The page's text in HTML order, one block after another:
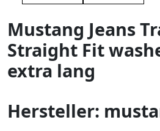
Mustang Jeans
Straight Fit
extra lang
Hersteller: